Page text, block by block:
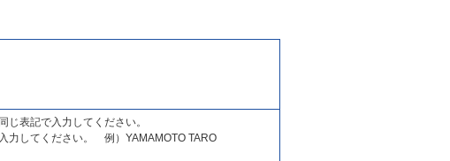
じ表記で入力してください。
力してください。 例）YAMAMOTO TARO